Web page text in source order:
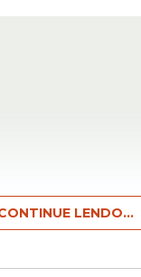
LENDO...